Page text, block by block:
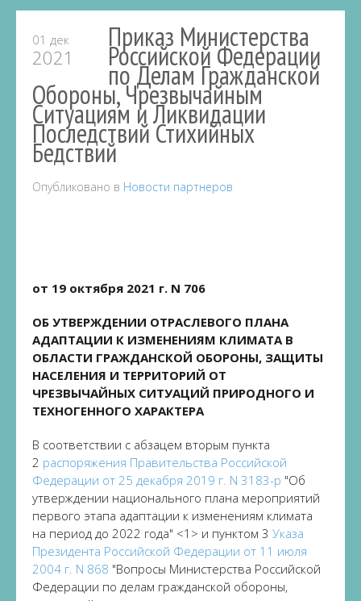
01 дек
2021
Приказ Министерства
Российской Федерации
по Делам Гражданской
Обороны, Чрезвычайным
Ситуациям и Ликвидации
Последствий Стихийных
Бедствий
Опубликовано в Новости партнеров
от 19 октября 2021 г. N 706
ОБ УТВЕРЖДЕНИИ ОТРАСЛЕВОГО ПЛАНА
АДАПТАЦИИ К ИЗМЕНЕНИЯМ КЛИМАТА В
ОБЛАСТИ ГРАЖДАНСКОЙ ОБОРОНЫ, ЗАЩИТЫ
НАСЕЛЕНИЯ И ТЕРРИТОРИЙ ОТ
ЧРЕЗВЫЧАЙНЫХ СИТУАЦИЙ ПРИРОДНОГО И
ТЕХНОГЕННОГО ХАРАКТЕРА
В соответствии с абзацем вторым пункта
2 распоряжения Правительства Российской
Федерации от 25 декабря 2019 г. N 3183-р "Об
утверждении национального плана мероприятий
первого этапа адаптации к изменениям климата
на период до 2022 года" <1> и пунктом 3 Указа
Президента Российской Федерации от 11 июля
2004 г. N 868 "Вопросы Министерства Российской
Федерации по делам гражданской обороны,